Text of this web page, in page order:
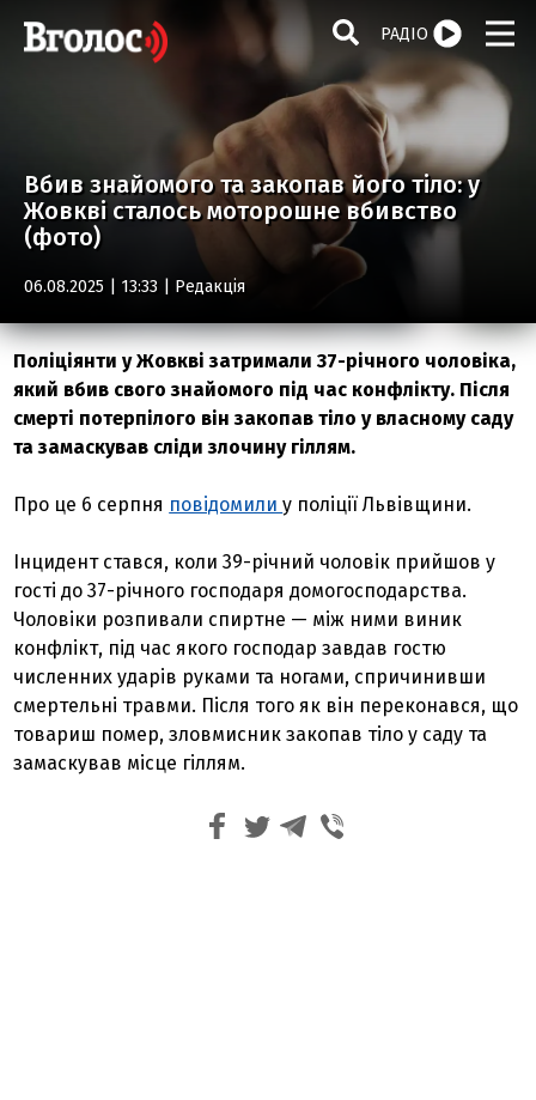
РАДІО
Вбив знайомого та закопав його тіло: у
Жовкві сталось моторошне вбивство
(фото)
06.08.2025 | 13:33 | Редакція
Поліціянти у Жовкві затримали 37-річного чоловіка,
який вбив свого знайомого під час конфлікту. Після
смерті потерпілого він закопав тіло у власному саду
та замаскував сліди злочину гіллям.
Про це 6 серпня повідомилиу поліції Львівщини.
Інцидент стався, коли 39-річний чоловік прийшов у
гості до 37-річного господаря домогосподарства.
Чоловіки розпивали спиртне — між ними виник
конфлікт, під час якого господар завдав гостю
численних ударів руками та ногами, спричинивши
смертельні травми. Після того як він переконався, що
товариш помер, зловмисник закопав тіло у саду та
замаскував місце гіллям.